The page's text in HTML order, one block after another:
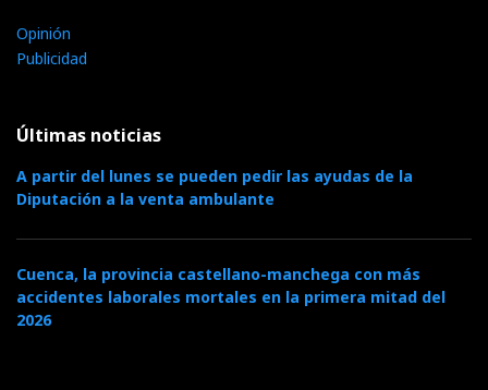
Opinión
Publicidad
Últimas noticias
A partir del lunes se pueden pedir las ayudas de la
Diputación a la venta ambulante
Cuenca, la provincia castellano-manchega con más
accidentes laborales mortales en la primera mitad del
2026